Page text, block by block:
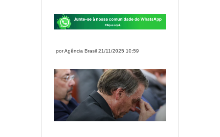
por Agência Brasil 21/11/2025 10:59